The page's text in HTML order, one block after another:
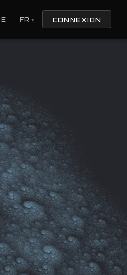
FR ▼ CONNEXION